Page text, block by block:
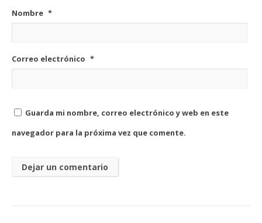
Nombre *
Correo electrónico *
Guarda mi nombre, correo electrónico y web en este
navegador para la próxima vez que comente.